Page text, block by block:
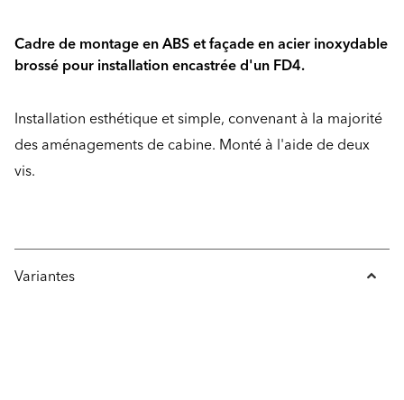
Cadre de montage en ABS et façade en acier inoxydable
brossé pour installation encastrée d'un FD4.
Installation esthétique et simple, convenant à la majorité
des aménagements de cabine. Monté à l'aide de deux
vis.
Variantes